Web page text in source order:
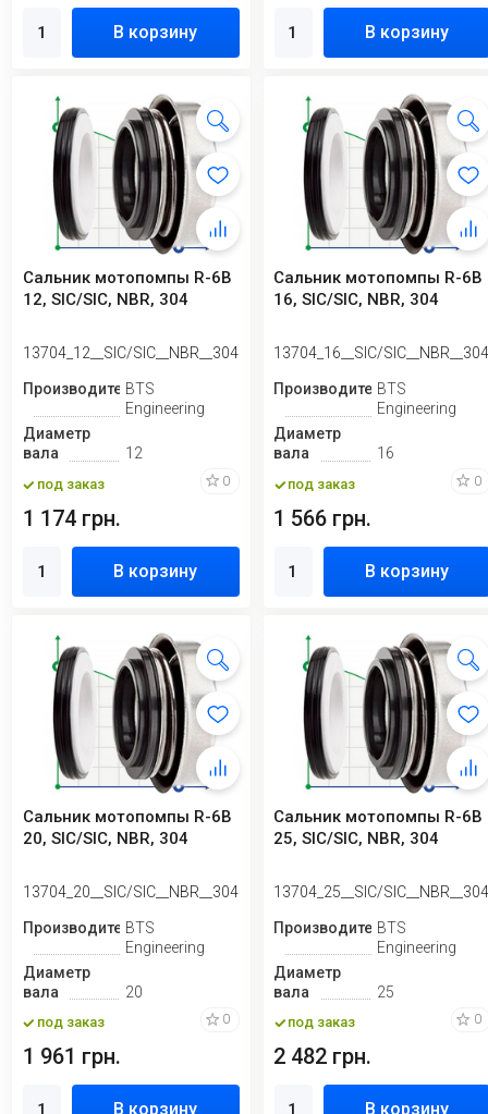
В корзину В корзину
Сальник мотопомпы R-6B
12, SIC/SIC, NBR, 304
13704_12__SIC/SIC__NBR__304
ПроизводительBTS
Engineering
Диаметр
вала
12
под заказ 0
1 174 грн.
В корзину
Сальник мотопомпы R-6B
16, SIC/SIC, NBR, 304
13704_16__SIC/
ПроизводительBTS
Engineering
Диаметр
вала
16
под заказ 0
1 566 грн.
В корзину
Сальник мотопомпы R-6B
20, SIC/SIC, NBR, 304
13704_20__SIC/SIC__NBR__304
ПроизводительBTS
Engineering
Диаметр
вала
20
под заказ 0
1 961 грн.
В корзину
Сальник мотопомпы R-6B
25, SIC/SIC, NBR, 304
13704_25__SIC/
ПроизводительBTS
Engineering
Диаметр
вала
25
под заказ 0
2 482 грн.
В корзину